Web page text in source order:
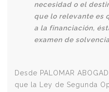
necesidad o el
que lo relevante es
a la financiación,
examen de
Desde PALOMAR
que la Ley de Segunda